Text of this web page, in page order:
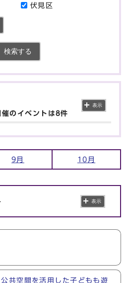
伏見区
検索する
催のイベントは8件
表示
9月 10月
表示
共空間を活用した子どもも遊